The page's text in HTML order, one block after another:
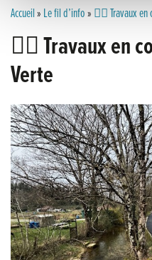
Inauguration nouvelle station
Festival des solutions
Meilleurs voeux 2026
« France, une histoire d’amour »,
Les Saisons Baroques du Jura
Journée nationale de la Résistance
Dernier coup de pédale pour la
Cyclosportive de La Vache qui rit :
Accueil» Le fil d’info» 🚴‍♀️ Travaux en
🚴‍♀️ Travaux en
Verte